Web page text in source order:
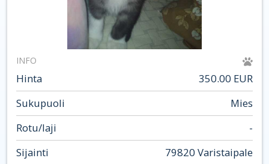
INFO
Hinta
350.00 EUR
Sukupuoli
Mies
Rotu/laji
-
Sijainti
79820 Varistaipale